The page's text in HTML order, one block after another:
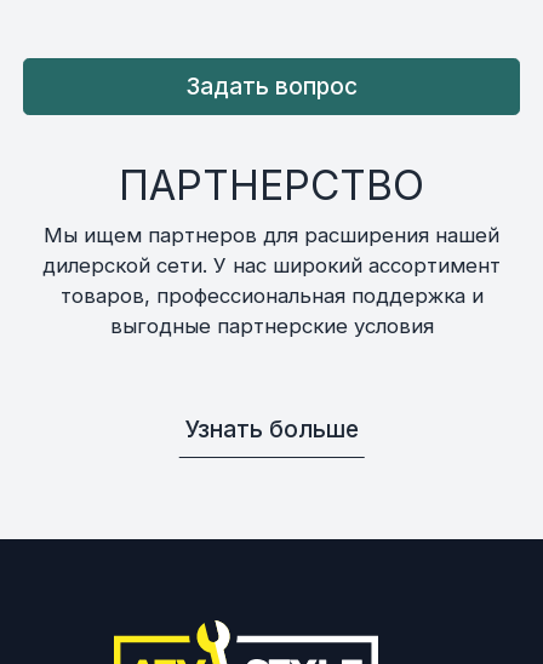
Задать вопрос
ПАРТНЕРСТВО
Мы ищем партнеров для расширения нашей
дилерской сети. У нас широкий ассортимент
товаров, профессиональная поддержка и
выгодные партнерские условия
Узнать больше